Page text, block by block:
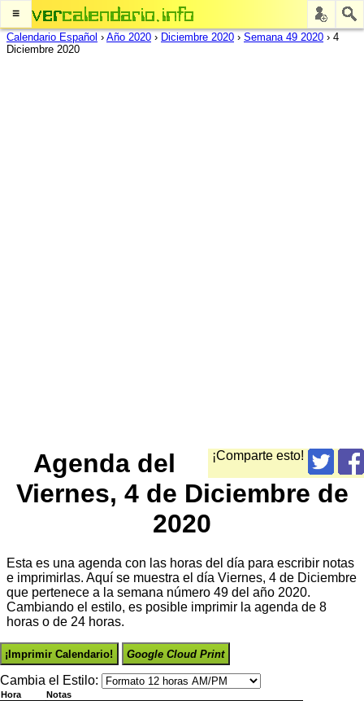
≡
Calendario Español › Año 2020 › Diciembre 2020 › Semana 49 2020 › 4
Diciembre 2020
¡Comparte esto!
Agenda del
Viernes, 4 de Diciembre de
2020
Esta es una agenda con las horas del día para escribir notas
e imprimirlas. Aquí se muestra el día Viernes, 4 de Diciembre
que pertenece a la semana número 49 del año 2020.
Cambiando el estilo, es posible imprimir la agenda de 8
horas o de 24 horas.
¡Imprimir Calendario! Google Cloud Print
Cambia el Estilo:
Hora Notas